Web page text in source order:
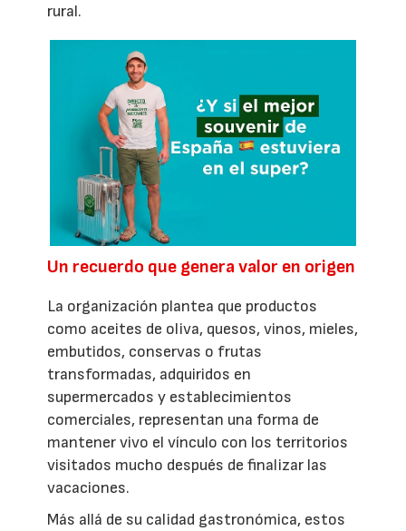
rural.
Un recuerdo que genera valor en origen
La organización plantea que productos
como aceites de oliva, quesos, vinos, mieles,
embutidos, conservas o frutas
transformadas, adquiridos en
supermercados y establecimientos
comerciales, representan una forma de
mantener vivo el vínculo con los territorios
visitados mucho después de finalizar las
vacaciones.
Más allá de su calidad gastronómica, estos